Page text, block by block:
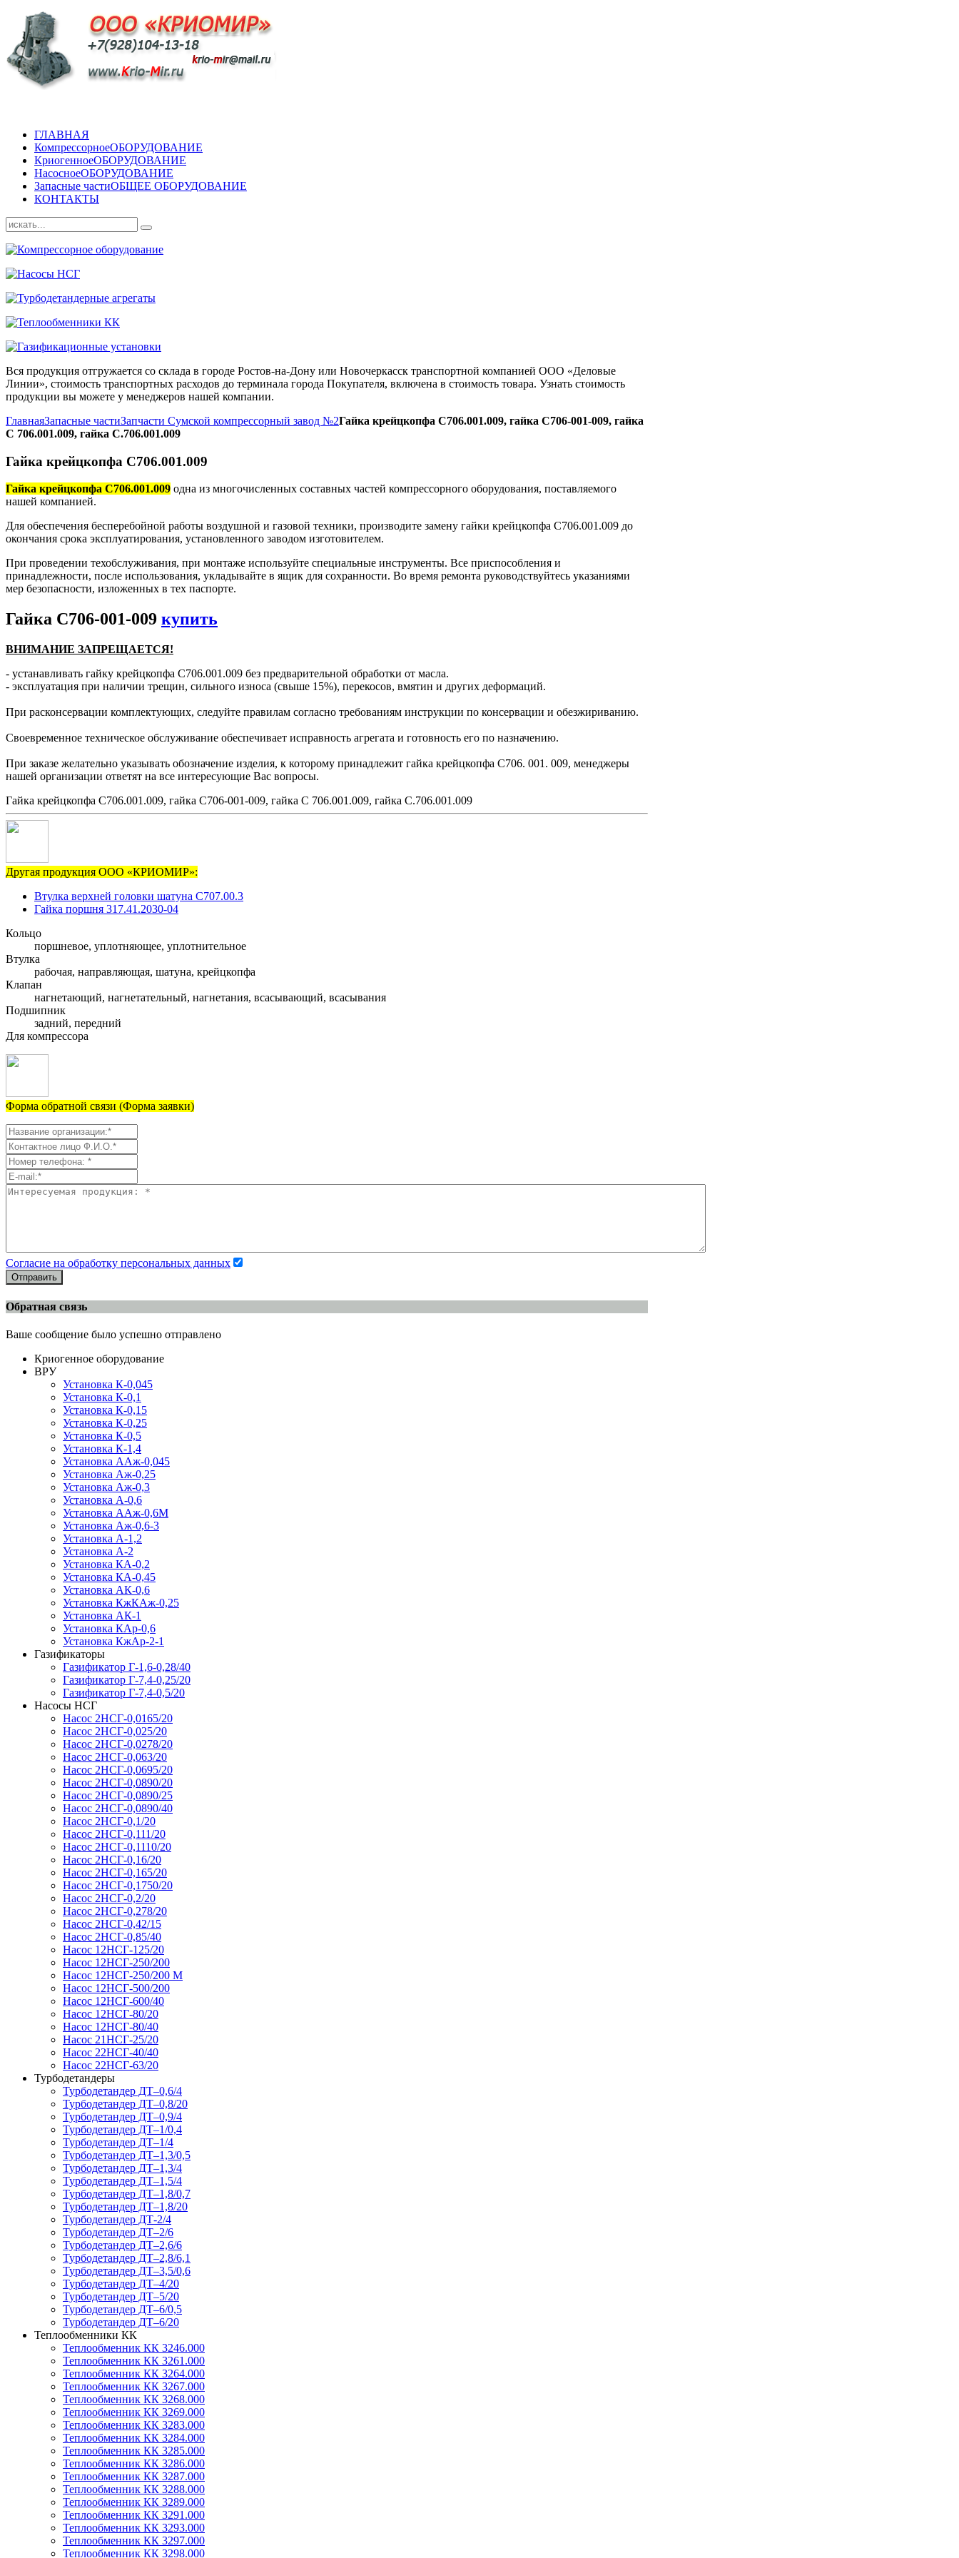
ГЛАВНАЯ
КомпрессорноеОБОРУДОВАНИЕ
КриогенноеОБОРУДОВАНИЕ
НасосноеОБОРУДОВАНИЕ
Запасные частиОБЩЕЕ ОБОРУДОВАНИЕ
КОНТАКТЫ
Вся продукция отгружается со склада в городе Ростов-на-Дону или Новочеркасск транспортной компанией ООО «Деловые
Линии», стоимость транспортных расходов до терминала города Покупателя, включена в стоимость товара. Узнать стоимость
продукции вы можете у менеджеров нашей компании.
ГлавнаяЗапасные частиЗапчасти Сумской компрессорный завод №2Гайка крейцкопфа С706.001.009, гайка С706-001-009, гайка
С 706.001.009, гайка С.706.001.009
Гайка крейцкопфа С706.001.009
Гайка крейцкопфа С706.001.009 одна из многочисленных составных частей компрессорного оборудования, поставляемого
нашей компанией.
Для обеспечения бесперебойной работы воздушной и газовой техники, производите замену гайки крейцкопфа С706.001.009 до
окончания срока эксплуатирования, установленного заводом изготовителем.
При проведении техобслуживания, при монтаже используйте специальные инструменты. Все приспособления и
принадлежности, после использования, укладывайте в ящик для сохранности. Во время ремонта руководствуйтесь указаниями
мер безопасности, изложенных в тех паспорте.
Гайка С706-001-009 купить
ВНИМАНИЕ ЗАПРЕЩАЕТСЯ!
- устанавливать гайку крейцкопфа С706.001.009 без предварительной обработки от масла.
- эксплуатация при наличии трещин, сильного износа (свыше 15%), перекосов, вмятин и других деформаций.
При расконсервации комплектующих, следуйте правилам согласно требованиям инструкции по консервации и обезжириванию.
Своевременное техническое обслуживание обеспечивает исправность агрегата и готовность его по назначению.
При заказе желательно указывать обозначение изделия, к которому принадлежит гайка крейцкопфа С706. 001. 009, менеджеры
нашей организации ответят на все интересующие Вас вопросы.
Гайка крейцкопфа С706.001.009, гайка С706-001-009, гайка С 706.001.009, гайка С.706.001.009
Другая продукция ООО «КРИОМИР»:
Втулка верхней головки шатуна С707.00.3
Гайка поршня 317.41.2030-04
Кольцо
поршневое, уплотняющее, уплотнительное
Втулка
рабочая, направляющая, шатуна, крейцкопфа
Клапан
нагнетающий, нагнетательный, нагнетания, всасывающий, всасывания
Подшипник
задний, передний
Для компрессора
Форма обратной связи (Форма заявки)
Согласие на обработку персональных данных
Отправить
Обратная связь
Ваше сообщение было успешно отправлено
Криогенное оборудование
ВРУ
Установка К-0,045
Установка К-0,1
Установка К-0,15
Установка К-0,25
Установка К-0,5
Установка К-1,4
Установка ААж-0,045
Установка Аж-0,25
Установка Аж-0,3
Установка А-0,6
Установка ААж-0,6М
Установка Аж-0,6-3
Установка А-1,2
Установка А-2
Установка КА-0,2
Установка КА-0,45
Установка АК-0,6
Установка КжКАж-0,25
Установка АК-1
Установка КАр-0,6
Установка КжАр-2-1
Газификаторы
Газификатор Г-1,6-0,28/40
Газификатор Г-7,4-0,25/20
Газификатор Г-7,4-0,5/20
Насосы НСГ
Насос 2НСГ-0,0165/20
Насос 2НСГ-0,025/20
Насос 2НСГ-0,0278/20
Насос 2НСГ-0,063/20
Насос 2НСГ-0,0695/20
Насос 2НСГ-0,0890/20
Насос 2НСГ-0,0890/25
Насос 2НСГ-0,0890/40
Насос 2НСГ-0,1/20
Насос 2НСГ-0,111/20
Насос 2НСГ-0,1110/20
Насос 2НСГ-0,16/20
Насос 2НСГ-0,165/20
Насос 2НСГ-0,1750/20
Насос 2НСГ-0,2/20
Насос 2НСГ-0,278/20
Насос 2НСГ-0,42/15
Насос 2НСГ-0,85/40
Насос 12НСГ-125/20
Насос 12НСГ-250/200
Насос 12НСГ-250/200 М
Насос 12НСГ-500/200
Насос 12НСГ-600/40
Насос 12НСГ-80/20
Насос 12НСГ-80/40
Насос 21НСГ-25/20
Насос 22НСГ-40/40
Насос 22НСГ-63/20
Турбодетандеры
Турбодетандер ДТ–0,6/4
Турбодетандер ДТ–0,8/20
Турбодетандер ДТ–0,9/4
Турбодетандер ДТ–1/0,4
Турбодетандер ДТ–1/4
Турбодетандер ДТ–1,3/0,5
Турбодетандер ДТ–1,3/4
Турбодетандер ДТ–1,5/4
Турбодетандер ДТ–1,8/0,7
Турбодетандер ДТ–1,8/20
Турбодетандер ДТ-2/4
Турбодетандер ДТ–2/6
Турбодетандер ДТ–2,6/6
Турбодетандер ДТ–2,8/6,1
Турбодетандер ДТ–3,5/0,6
Турбодетандер ДТ–4/20
Турбодетандер ДТ–5/20
Турбодетандер ДТ–6/0,5
Турбодетандер ДТ–6/20
Теплообменники КК
Теплообменник КК 3246.000
Теплообменник КК 3261.000
Теплообменник КК 3264.000
Теплообменник КК 3267.000
Теплообменник КК 3268.000
Теплообменник КК 3269.000
Теплообменник КК 3283.000
Теплообменник КК 3284.000
Теплообменник КК 3285.000
Теплообменник КК 3286.000
Теплообменник КК 3287.000
Теплообменник КК 3288.000
Теплообменник КК 3289.000
Теплообменник КК 3291.000
Теплообменник КК 3293.000
Теплообменник КК 3297.000
Теплообменник КК 3298.000